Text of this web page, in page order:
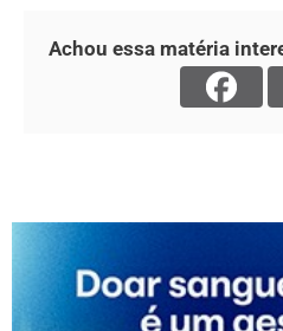
Achou essa matéria